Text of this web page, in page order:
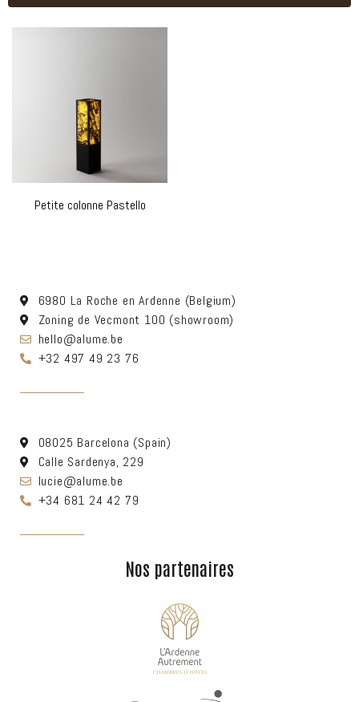
Petite colonne Pastello
6980 La Roche en Ardenne (Belgium)
Zoning de Vecmont 100 (showroom)
hello@alume.be
+32 497 49 23 76
08025 Barcelona (Spain)
Calle Sardenya, 229
lucie@alume.be
+34 681 24 42 79
Nos partenaires